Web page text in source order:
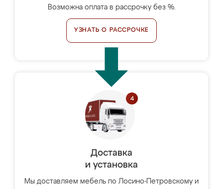
Возможна оплата в рассрочку без %.
УЗНАТЬ О РАССРОЧКЕ
Доставка
и установка
Мы доставляем мебель по Лосино-Петровскому и